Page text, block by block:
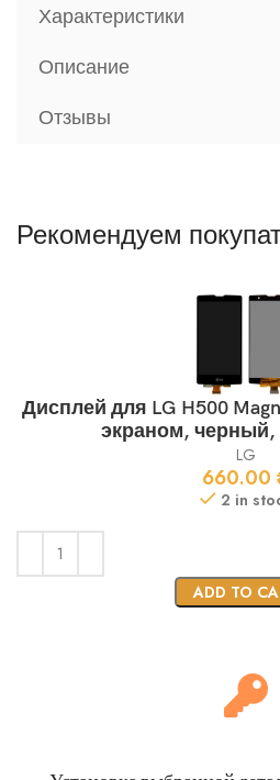
Характеристики
Описание
Отзывы
Рекомендуем
Дисплей для LG H500
экраном, черный,
LG
660.00
2 in
ADD TO